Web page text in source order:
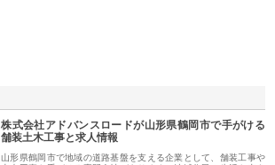
株式会社アドバンスロードが山形県鶴岡市で手がける
舗装土木工事と求人情報
山形県鶴岡市で地域の道路基盤を支える企業として、舗装工事や